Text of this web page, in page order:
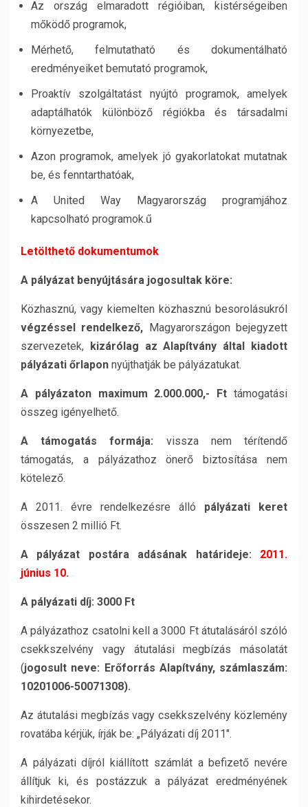
Az ország elmaradott régióiban, kistérségeiben
mőködő programok,
Mérhető, felmutatható és dokumentálható
eredményeiket bemutató programok,
Proaktív szolgáltatást nyújtó programok, amelyek
adaptálhatók különböző régiókba és társadalmi
környezetbe,
Azon programok, amelyek jó gyakorlatokat mutatnak
be, és fenntarthatóak,
A United Way Magyarország programjához
kapcsolható programok.ű
Letölthető dokumentumok
A pályázat benyújtására jogosultak köre:
Közhasznú, vagy kiemelten közhasznú besorolásukról
végzéssel rendelkező, Magyarországon bejegyzett
szervezetek, kizárólag az Alapítvány által kiadott
pályázati őrlapon nyújthatják be pályázatukat.
A pályázaton maximum 2.000.000,- Ft támogatási
összeg igényelhető.
A támogatás formája: vissza nem térítendő
támogatás, a pályázathoz önerő biztosítása nem
kötelező.
A 2011. évre rendelkezésre álló pályázati keret
összesen 2 millió Ft.
A pályázat postára adásának határideje: 2011.
június 10.
A pályázati díj: 3000 Ft
A pályázathoz csatolni kell a 3000 Ft átutalásáról szóló
csekkszelvény vagy átutalási megbízás másolatát
(jogosult neve: Erőforrás Alapítvány, számlaszám:
10201006-50071308).
Az átutalási megbízás vagy csekkszelvény közlemény
rovatába kérjük, írják be: „Pályázati díj 2011″.
A pályázati díjról kiállított számlát a befizető nevére
állítjuk ki, és postázzuk a pályázat eredményének
kihirdetésekor.